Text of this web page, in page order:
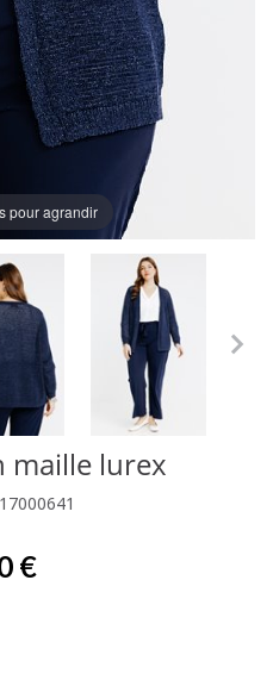
pour agrandir
maille lurex
€